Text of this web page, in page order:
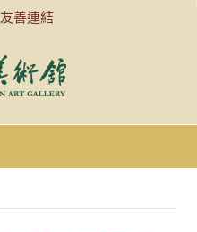
友善連結